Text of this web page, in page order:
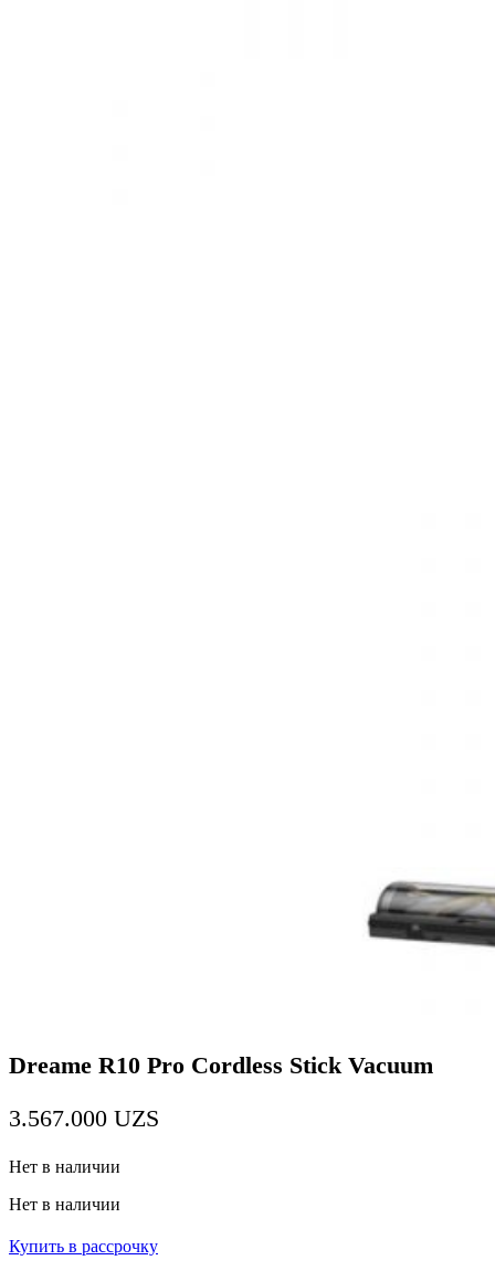
Dreame R10 Pro Cordless Stick Vacuum
3.567.000 UZS
Нет в наличии
Нет в наличии
Купить в рассрочку